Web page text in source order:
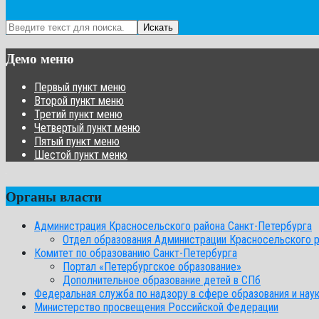
Искать
Демо меню
Первый пункт меню
Второй пункт меню
Третий пункт меню
Четвертый пункт меню
Пятый пункт меню
Шестой пункт меню
Органы власти
Администрация Красносельского района Санкт-Петербурга
Отдел образования Администрации Красносельского
Комитет по образованию Санкт-Петербурга
Портал «Петербургское образование»
Дополнительное образование детей в СПб
Федеральная служба по надзору в сфере образования и
Министерство просвещения Российской Федерации